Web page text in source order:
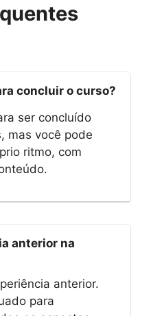
concluir o curso?
ser concluído
mas você pode
ritmo, com
anterior na
anterior.
para